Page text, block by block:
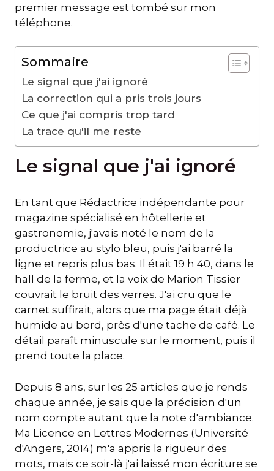
premier message est tombé sur mon
téléphone.
Sommaire
Le signal que j'ai ignoré
La correction qui a pris trois jours
Ce que j'ai compris trop tard
La trace qu'il me reste
Le signal que j'ai ignoré
En tant que Rédactrice indépendante pour
magazine spécialisé en hôtellerie et
gastronomie, j'avais noté le nom de la
productrice au stylo bleu, puis j'ai barré la
ligne et repris plus bas. Il était 19 h 40, dans le
hall de la ferme, et la voix de Marion Tissier
couvrait le bruit des verres. J'ai cru que le
carnet suffirait, alors que ma page était déjà
humide au bord, près d'une tache de café. Le
détail paraît minuscule sur le moment, puis il
prend toute la place.
Depuis 8 ans, sur les 25 articles que je rends
chaque année, je sais que la précision d'un
nom compte autant que la note d'ambiance.
Ma Licence en Lettres Modernes (Université
d'Angers, 2014) m'a appris la rigueur des
mots, mais ce soir-là j'ai laissé mon écriture se